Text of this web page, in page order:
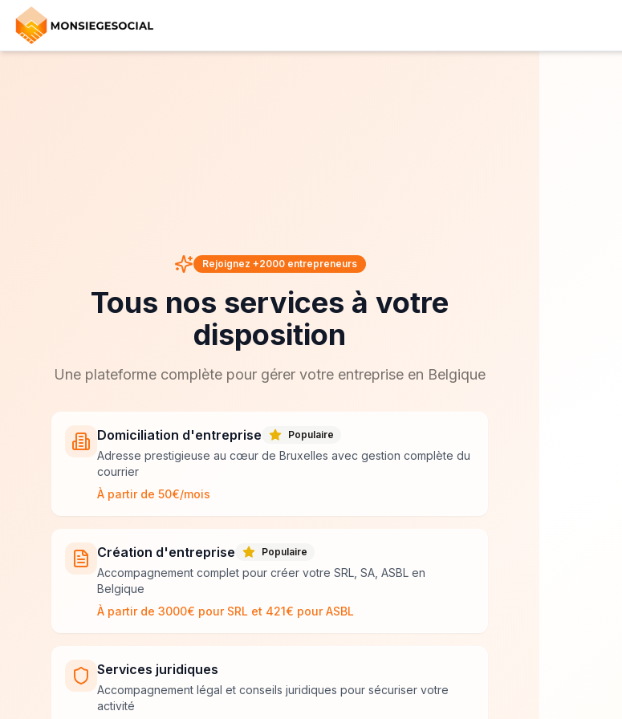
Rejoignez +2000 entrepreneurs
Tous nos services à votre
disposition
Une plateforme complète pour gérer votre entreprise en Belgique
Domiciliation d'entreprise Populaire
Adresse prestigieuse au cœur de Bruxelles avec gestion complète du
courrier
À partir de 50€/mois
Création d'entreprise Populaire
Accompagnement complet pour créer votre SRL, SA, ASBL en
Belgique
À partir de 3000€ pour SRL et 421€ pour ASBL
Services juridiques
Accompagnement légal et conseils juridiques pour sécuriser votre
activité